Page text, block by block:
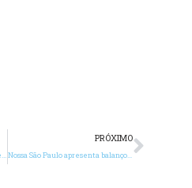
Programa Cidades Sustentáveis recebe adesão de 67 candidatos a vereador de SP
PRÓXIMO
Nossa São Paulo apresenta balanço do Plano de Metas e Mapa da Desigualdade atualizado